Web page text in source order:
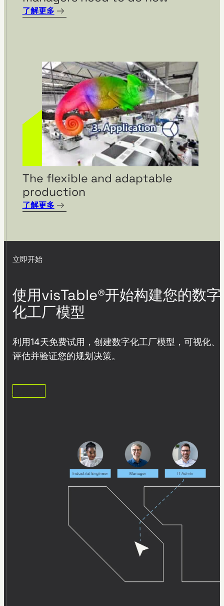
Fendt
SILOKING is planning a major
Beaver by Fraunhofer
了解更多
The flexible and adaptable
production
了解更多
立即开始
使用visTable®开始构建您的数字
化工厂模型
利用14天免费试用，创建数字化工厂模型，可视化、
评估并验证您的规划决策。